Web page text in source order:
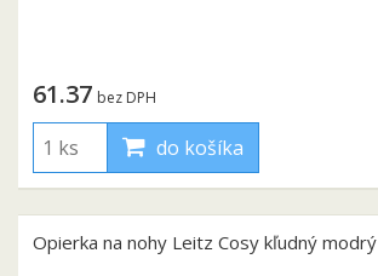
61.37 bez DPH
do košíka
Opierka na nohy Leitz Cosy kľudný modrý